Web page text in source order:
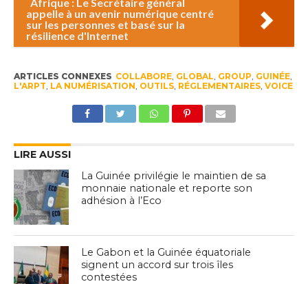
appelle à un avenir numérique centré
sur les personnes et basé sur la
résilience d'Internet
ARTICLES CONNEXES COLLABORE, GLOBAL GROUP GUINÉE,
L'ARPT LA NUMÉRISATION OUTILS, RÉGLEMENTAIRES, VOICE
LIRE AUSSI
La Guinée privilégie le maintien de sa
monnaie nationale et reporte son
adhésion à l’Eco
Le Gabon et la Guinée équatoriale
signent un accord sur trois îles
contestées